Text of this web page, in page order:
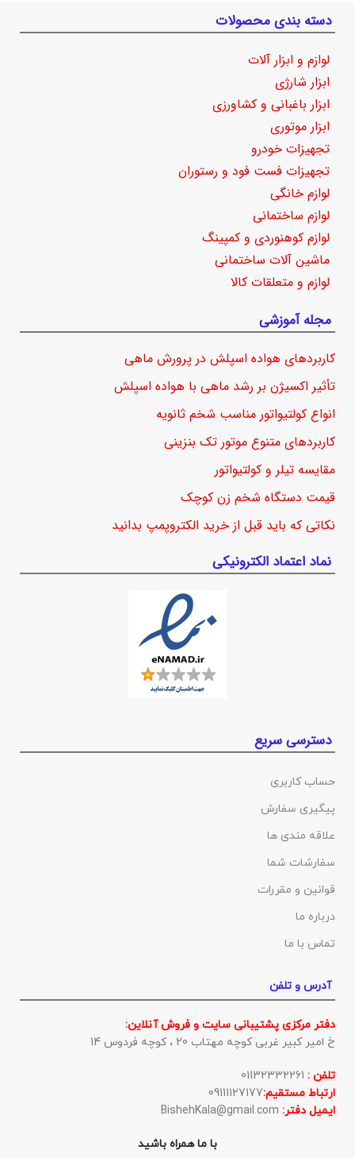
دسته بندی محصولات
لوازم و ابزار آلات
ابزار شارژی
ابزار باغبانی و کشاورزی
ابزار موتوری
تجهیزات خودرو
تجهیزات فست فود و رستوران
لوازم خانگی
لوازم ساختمانی
لوازم کوهنوردی و کمپینگ
ماشین آلات ساختمانی
لوازم و متعلقات کالا
مجله آموزشی
کاربردهای هواده اسپلش در پرورش ماهی
تأثیر اکسیژن بر رشد ماهی با هواده اسپلش
انواع کولتیواتور مناسب شخم ثانویه
کاربردهای متنوع موتور تک بنزینی
مقایسه تیلر و کولتیواتور
قیمت دستگاه شخم زن کوچک
نکاتی که باید قبل از خرید الکتروپمپ بدانید
نماد اعتماد الکترونیکی
دسترسی سریع
حساب کاربری
پیگیری سفارش
علاقه مندی ها
سفارشات شما
قوانین و مقررات
درباره ما
تماس با ما
آدرس و تلفن
دفتر مرکزی پشتیبانی سایت و فروش آنلاین:
خ امیر کبیر غربی کوچه مهتاب 20 ، کوچه فردوس 14
تلفن :
ارتباط مستقیم:09111127177
ایمیل دفتر:
با ما همراه باشید